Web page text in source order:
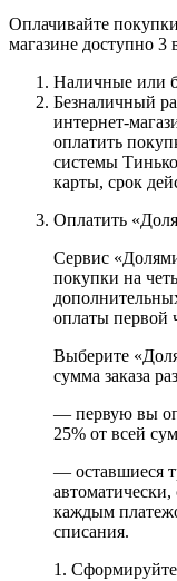
Оплачивайте
магазине доступно 3
Наличные или
Безналичный
интернет-
оплатить
системы
карты, срок
Оплатить
Сервис
покупки на
оплаты первой
Выберите
сумма заказа
— первую вы
25% от всей
— оставшиеся
каждым
списания.
1.